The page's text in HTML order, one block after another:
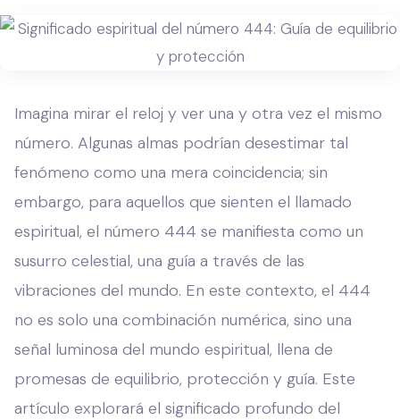
Imagina mirar el reloj y ver una y otra vez el mismo
número. Algunas almas podrían desestimar tal
fenómeno como una mera coincidencia; sin
embargo, para aquellos que sienten el llamado
espiritual, el número 444 se manifiesta como un
susurro celestial, una guía a través de las
vibraciones del mundo. En este contexto, el 444
no es solo una combinación numérica, sino una
señal luminosa del mundo espiritual, llena de
promesas de equilibrio, protección y guía. Este
artículo explorará el significado profundo del